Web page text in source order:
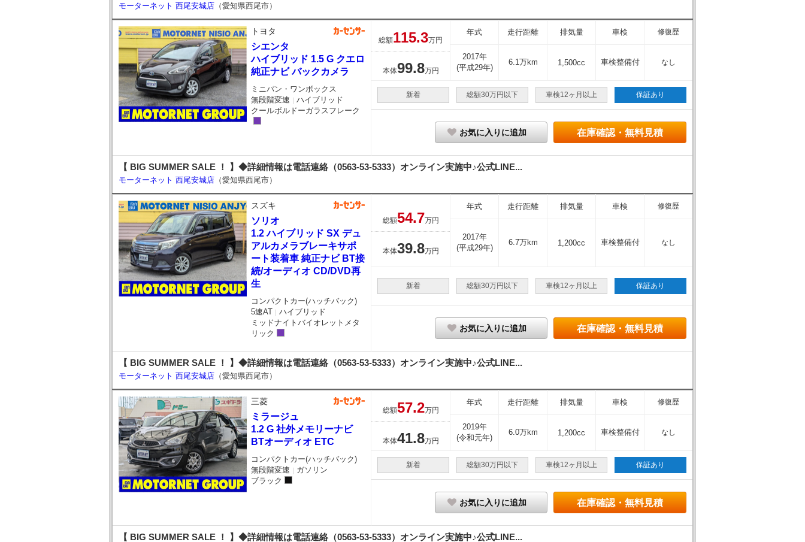
モーターネット 西尾安城店 （愛知県西尾市）
トヨタ
シエンタ
ハイブリッド 1.5 G クエロ
純正ナビ バックカメラ
ミニバン・ワンボックス
無段階変速 ｜ ハイブリッド
クールボルドーガラスフレーク
総額115.3万円
本体99.8万円
年式 走行距離 排気量 車検 修復歴
2017年
(平成29年)
6.1万km 1,500cc 車検整備付 なし
新着 総額30万円以下 車検12ヶ月以上 保証あり
在庫確認・無料見積
お気に入りに追加
【 BIG SUMMER SALE ！ 】◆詳細情報は電話連絡（0563-53-5333）オンライン実施中♪公式LINE...
モーターネット 西尾安城店 （愛知県西尾市）
スズキ
ソリオ
1.2 ハイブリッド SX デュ
アルカメラブレーキサポ
ート装着車 純正ナビ BT接
続/オーディオ CD/DVD再
生
コンパクトカー(ハッチバック)
5速AT ｜ ハイブリッド
ミッドナイトバイオレットメタ
リック
総額54.7万円
本体39.8万円
年式 走行距離 排気量 車検 修復歴
2017年
(平成29年)
6.7万km 1,200cc 車検整備付 なし
新着 総額30万円以下 車検12ヶ月以上 保証あり
在庫確認・無料見積
お気に入りに追加
【 BIG SUMMER SALE ！ 】◆詳細情報は電話連絡（0563-53-5333）オンライン実施中♪公式LINE...
モーターネット 西尾安城店 （愛知県西尾市）
三菱
ミラージュ
1.2 G 社外メモリーナビ
BTオーディオ ETC
コンパクトカー(ハッチバック)
無段階変速 ｜ ガソリン
ブラック
総額57.2万円
本体41.8万円
年式 走行距離 排気量 車検 修復歴
2019年
(令和元年)
6.0万km 1,200cc 車検整備付 なし
新着 総額30万円以下 車検12ヶ月以上 保証あり
在庫確認・無料見積
お気に入りに追加
【 BIG SUMMER SALE ！ 】◆詳細情報は電話連絡（0563-53-5333）オンライン実施中♪公式LINE...